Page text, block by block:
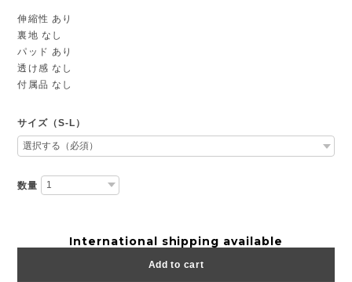
伸縮性 あり
裏地 なし
パッド あり
透け感 なし
付属品 なし
サイズ（S-L）
数量
International shipping available
Add to cart